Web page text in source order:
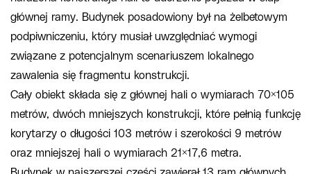
głównej ramy. Budynek posadowiony był na żelbetowym
podpiwniczeniu, który musiał uwzględniać wymogi
związane z potencjalnym scenariuszem lokalnego
zawalenia się fragmentu konstrukcji.
Cały obiekt składa się z głównej hali o wymiarach 70×105
metrów, dwóch mniejszych konstrukcji, które pełnią funkcję
korytarzy o długości 103 metrów i szerokości 9 metrów
oraz mniejszej hali o wymiarach 21×17,6 metra.